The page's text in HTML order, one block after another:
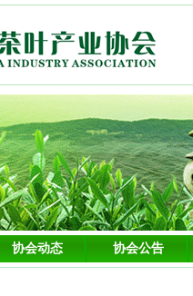
协会动态 协会公告